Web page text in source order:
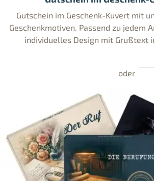
Gutschein im Geschenk-Kuvert mit
Geschenkmotiven. Passend zu jedem
individuelles Design mit Grußtext